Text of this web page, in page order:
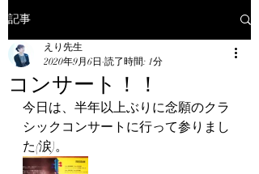
記事
コンサート！！
えり先生
2020年9月6日 読了時間: 1分
今日は、半年以上ぶりに念願のクラ
シックコンサートに行って参りまし
た(涙)。